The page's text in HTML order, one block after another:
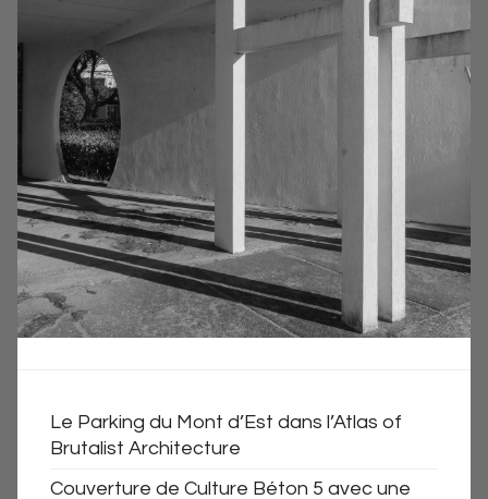
Le Parking du Mont d’Est dans l’Atlas of
Brutalist Architecture
Couverture de Culture Béton 5 avec une